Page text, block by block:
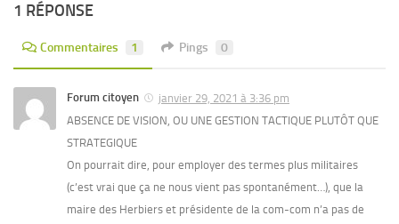
1 RÉPONSE
Commentaires 1 Pings 0
Forum citoyen
janvier 29, 2021 à 3:36 pm
ABSENCE DE VISION, OU UNE GESTION TACTIQUE PLUTÔT QUE
STRATEGIQUE
On pourrait dire, pour employer des termes plus militaires
(c’est vrai que ça ne nous vient pas spontanément…), que la
maire des Herbiers et présidente de la com-com n’a pas de